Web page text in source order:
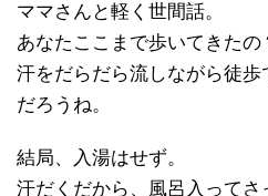
ママさんと軽く世間話。
あなたここまで歩いてきたの
汗をだらだら流しながら徒
だろうね。
結局、入湯はせず。
汗だくだから、風呂入って